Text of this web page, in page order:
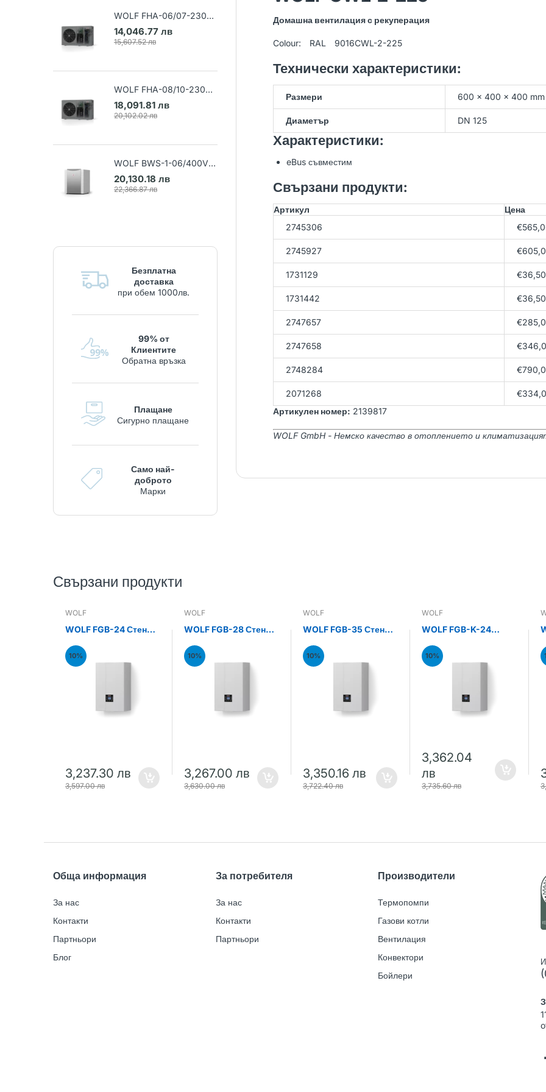
WOLF FHA-06/07-230V
Термопомпа въздух-вода
(Арт. 9148032)
14,046.77 лв
15,607.52 лв
WOLF FHA-08/10-230V
Термопомпа въздух-вода
(Арт. 9148033)
18,091.81 лв
20,102.02 лв
WOLF BWS-1-06/400V
Термопомпа земя-вода
(Арт. 9145384)
20,130.18 лв
22,366.87 лв
WOLF BWS-1-10/400V
Термопомпа земя-вода
(Арт. 9145386)
23,962.82 лв
Термопомпа вода-вода
(Арт. 9146033)
23,150.77 лв
WOLF BWW-1-11/400V
(Арт. 9146034)
26,321.56 лв
Безплатна
доставка
при обем 1000лв.
99% от
Клиентите
Обратна връзка
Плащане
Сигурно плащане
Само най-
доброто
Марки
Домашна вентилация с рекуперация
Colour: RAL 9016CWL-2-225
Технически характеристики:
Размери 600 × 400 × 400 mm
Диаметър DN 125
Характеристики:
eBus съвместим
Свързани продукти:
Артикул
Цена
2745306
2745927
1731129 €36,50
1731442 €36,50
2747657
2747658
2748284
2071268
Артикулен номер: 2139817
WOLF GmbH - Немско качество в отоплението и
Свързани продукти
WOLF
WOLF FGB-24 Стенен
котел 24kW
10%
3,237.30 лв
3,597.00 лв
WOLF
WOLF FGB-28 Стенен
котел 28kW
10%
3,267.00 лв
3,630.00 лв
WOLF
WOLF FGB-35 Стенен
котел 35kW
10%
3,350.16 лв
3,722.40 лв
WOLF
WOLF FGB-K-24
кондензен комби
котел 24kW
10%
3,362.04
лв
3,735.60 лв
Обща информация
За нас
Контакти
Партньори
Блог
За потребителя
За нас
Контакти
Партньори
Производители
Термопомпи
Газови котли
Вентилация
Конвектори
Бойлери